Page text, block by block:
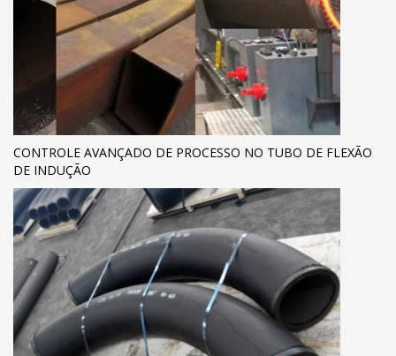
CONTROLE AVANÇADO DE PROCESSO NO TUBO DE FLEXÃO
DE INDUÇÃO